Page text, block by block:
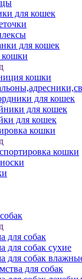
для кошек
для кошек
кошки
для кошек
для кошек
для кошек
кошки
кошки
для собак
для собак сухие
для собак
для собак